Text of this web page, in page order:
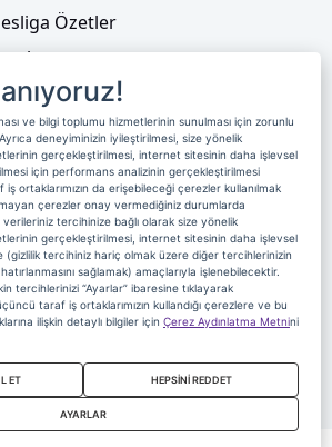
Özetler
Reklam
Site Sözleşmesi
Çerez Politikası
Veri Sahibi Başvuru Formu
Bu siteyi kullanarak sözleşmeyi kabul etmiş
ve bilgi toplumu hizmetlerinin sunulması için zorunlu
deneyiminizin iyileştirilmesi, size yönelik
gerçekleştirilmesi, internet sitesinin daha işlevsel
için performans analizinin gerçekleştirilmesi
ortaklarımızın da erişebileceği çerezler kullanılmak
çerezler onay vermediğiniz durumlarda
verileriniz tercihinize bağlı olarak size yönelik
gerçekleştirilmesi, internet sitesinin daha işlevsel
(gizlilik tercihiniz hariç olmak üzere diğer tercihlerinizin
sağlamak) amaçlarıyla işlenebilecektir.
tercihlerinizi “Ayarlar” ibaresine tıklayarak
taraf iş ortaklarımızın kullandığı çerezlere ve bu
ilişkin detaylı bilgiler için Çerez Aydınlatma Metnini
ET HEPSİNİ REDDET
AYARLAR